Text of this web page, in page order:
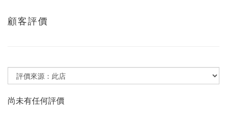
顧客評價
尚未有任何評價